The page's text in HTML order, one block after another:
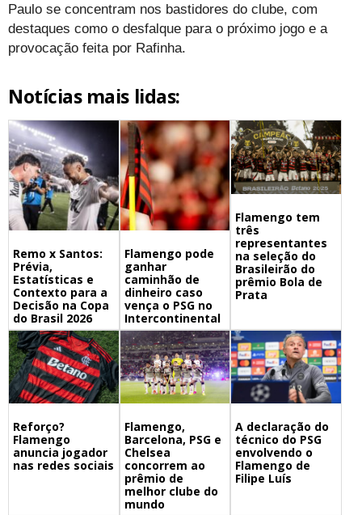
Paulo se concentram nos bastidores do clube, com
destaques como o desfalque para o próximo jogo e a
provocação feita por Rafinha.
Notícias mais lidas:
Remo x Santos:
Prévia,
Estatísticas e
Contexto para a
Decisão na Copa
do Brasil 2026
Flamengo pode
ganhar
caminhão de
dinheiro caso
vença o PSG no
Intercontinental
Flamengo tem
três
representantes
na seleção do
Brasileirão do
prêmio Bola de
Prata
Reforço?
Flamengo
anuncia jogador
nas redes sociais
Flamengo,
Barcelona, PSG e
Chelsea
concorrem ao
prêmio de
melhor clube do
mundo
A declaração do
técnico do PSG
envolvendo o
Flamengo de
Filipe Luís